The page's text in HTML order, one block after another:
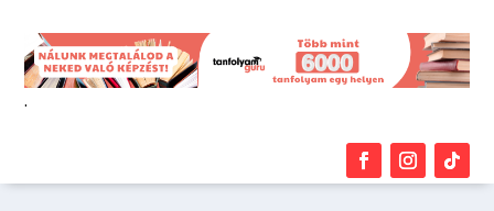
.